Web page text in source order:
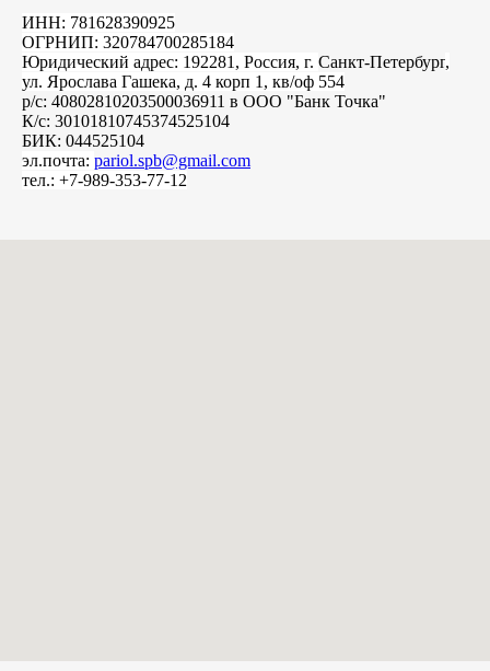
ИНН: 781628390925
ОГРНИП: 320784700285184
Юридический адрес: 192281, Россия, г. Санкт-Петербург,
ул. Ярослава Гашека, д. 4 корп 1, кв/оф 554
р/с: 40802810203500036911 в ООО "Банк Точка"
К/с: 30101810745374525104
БИК: 044525104
эл.почта: pariol.spb@gmail.com
тел.: +7-989-353-77-12